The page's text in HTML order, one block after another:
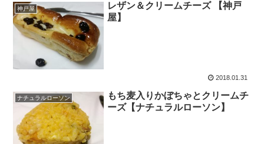
神戸屋
レザン＆クリームチーズ 【神戸
屋】
2018.01.31
ナチュラルローソン
もち麦入りかぼちゃとクリームチ
ーズ【ナチュラルローソン】